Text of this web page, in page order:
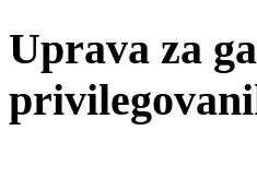
Uprava za